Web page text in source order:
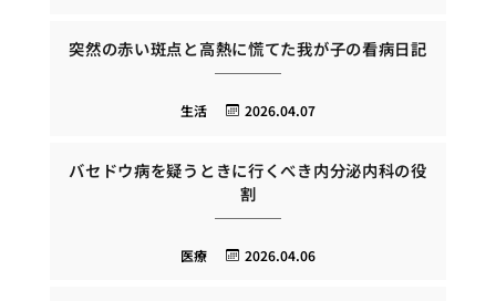
突然の赤い斑点と高熱に慌てた我が子の看病日記
2026.04.07
生活
バセドウ病を疑うときに行くべき内分泌内科の役
割
2026.04.06
医療